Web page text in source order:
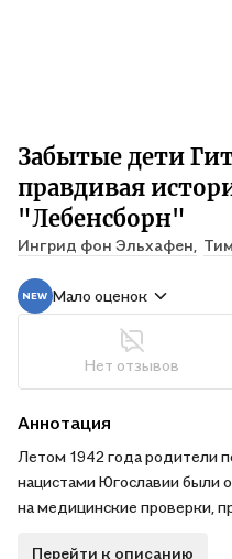
Забытые дети
правдивая
"Лебенсборн"
Ингрид фон Эльхафен,
Мало оценок
Нет отзывов
Аннотация
Летом 1942 года родители
нацистами Югославии были
на медицинские проверки,
Перейти к описанию